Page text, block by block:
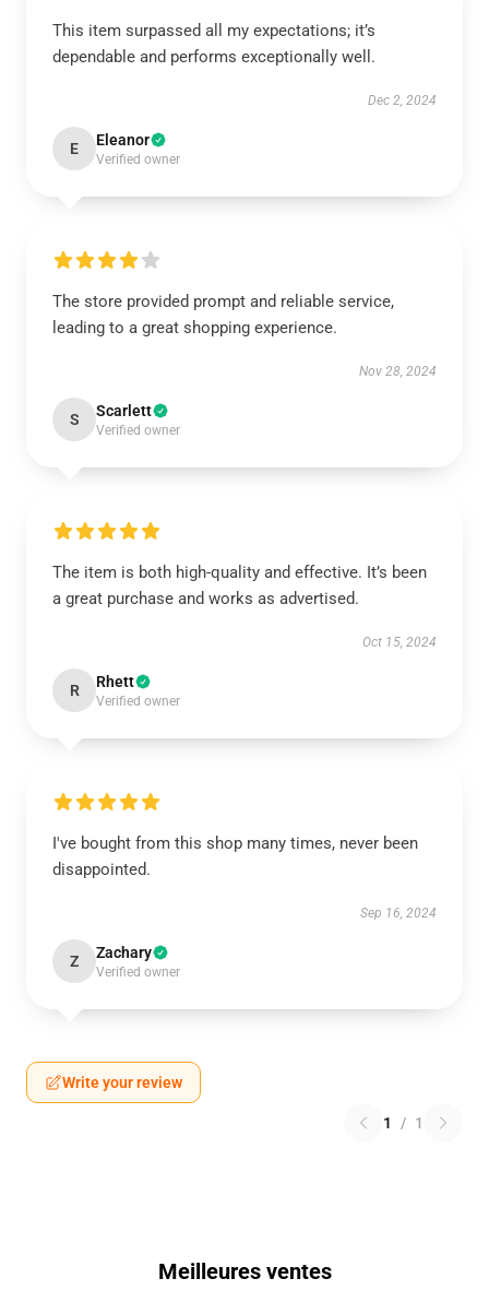
This item surpassed all my expectations; it’s
dependable and performs exceptionally well.
Dec 2, 2024
E Eleanor
Verified owner
The store provided prompt and reliable service,
leading to a great shopping experience.
Nov 28, 2024
S Scarlett
Verified owner
The item is both high-quality and effective. It’s been
a great purchase and works as advertised.
Oct 15, 2024
R Rhett
Verified owner
I've bought from this shop many times, never been
disappointed.
Sep 16, 2024
Z Zachary
Verified owner
Write your review
1 / 1
Meilleures ventes